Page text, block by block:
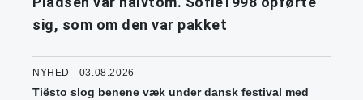
sig, som om den var pakket
NYHED - 03.08.2026
Tiësto slog benene væk under dansk festival med